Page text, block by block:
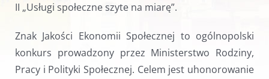
II „Usługi społeczne szyte na miarę”.
Znak Jakości Ekonomii Społecznej to ogólnopolski
konkurs prowadzony przez Ministerstwo Rodziny,
Pracy i Polityki Społecznej. Celem jest uhonorowanie